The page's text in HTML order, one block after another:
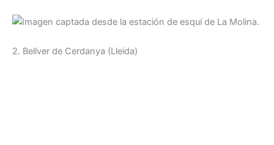
2. Bellver de Cerdanya (Lleida)